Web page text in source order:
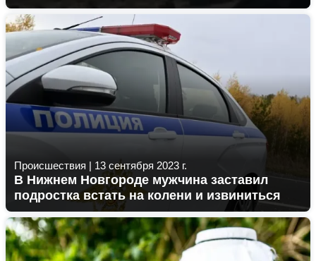
Происшествия | 13 сентября 2023 г.
В Нижнем Новгороде мужчина заставил
подростка встать на колени и извиниться